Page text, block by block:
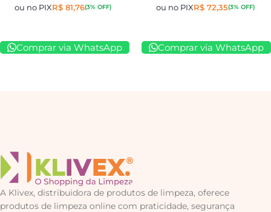
ou no PIXR$ 81,76(3% OFF)
Comprar via WhatsApp
ou no PIXR$ 72,35(3% OFF)
Comprar via WhatsApp
A Klivex, distribuidora de produtos de limpeza, oferece
produtos de limpeza online com praticidade, segurança